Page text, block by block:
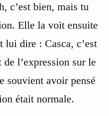
c’est bien, mais tu
Elle la voit ensuite
lui dire : Casca, c’est
l’expression sur le
souvient avoir pensé
était normale.